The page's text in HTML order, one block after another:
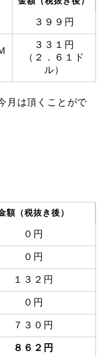
３９９円
３３１円
（２．６１ド
ル）
月は頂くことがで
額（税抜き後）
０円
０円
１３２円
０円
７３０円
８６２円